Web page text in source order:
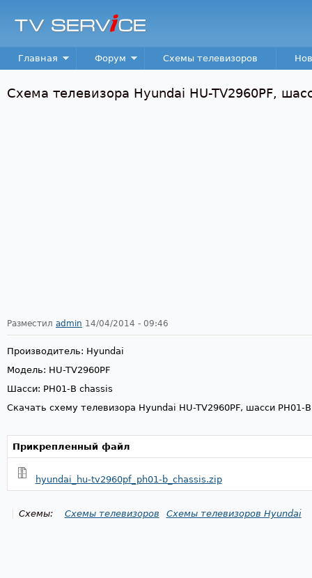
TV
Service
Main menu
Главная Форум Схемы телевизоров
Схема телевизора Hyundai HU-TV2960PF,
Разместил admin 14/04/2014 - 09:46
Производитель: Hyundai
Модель: HU-TV2960PF
Шасси: PH01-B chassis
Скачать схему телевизора Hyundai HU-TV2960PF, шасси PH01-
Прикрепленный файл
hyundai_hu-tv2960pf_ph01-b_chassis.zip
Схемы: Схемы телевизоров Схемы телевизоров Hyundai